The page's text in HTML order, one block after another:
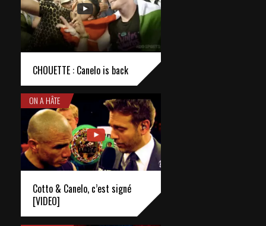
CHOUETTE : Canelo is back
ON A HÂTE
Cotto & Canelo, c’est signé
[VIDEO]